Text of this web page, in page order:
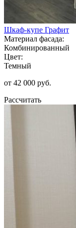
Шкаф-купе Графит
Материал фасада:
Комбинированный
Цвет:
Темный
от 42 000 руб.
Рассчитать